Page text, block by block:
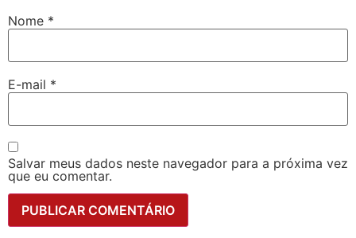
Nome *
E-mail *
Salvar meus dados neste navegador para a próxima vez
que eu comentar.